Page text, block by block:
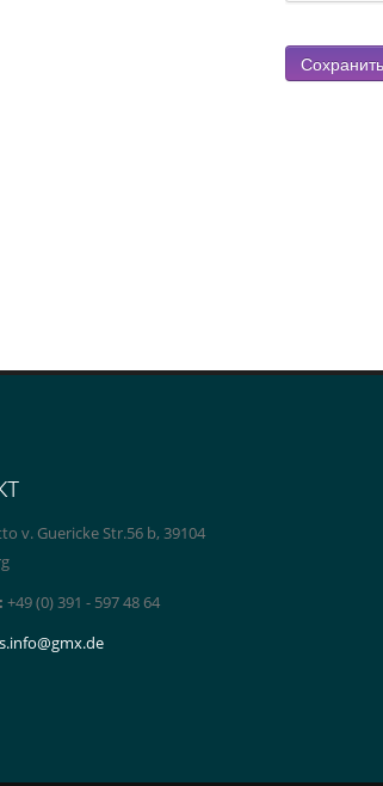
v. Guericke Str.56 b, 39104
+49 (0) 391 - 597 48 64